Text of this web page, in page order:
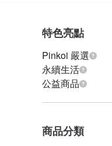
特色亮點
Pinkoi 嚴選
永續生活
公益商品
商品分類